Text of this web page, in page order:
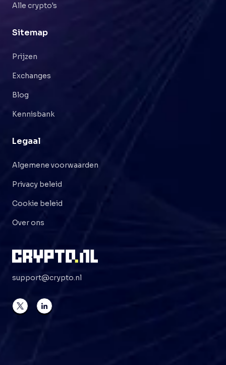
Alle crypto's
Sitemap
Prijzen
Exchanges
Blog
Kennisbank
Legaal
Algemene voorwaarden
Privacy beleid
Cookie beleid
Over ons
support@crypto.nl